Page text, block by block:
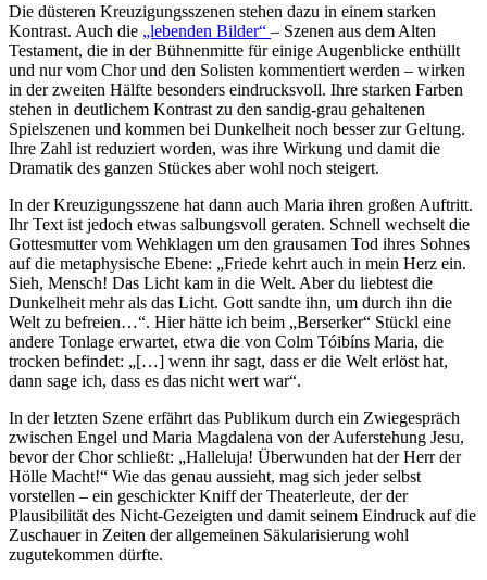
Die düsteren Kreuzigungsszenen stehen dazu in einem starken
Kontrast. Auch die „lebenden Bilder“ – Szenen aus dem Alten
Testament, die in der Bühnenmitte für einige Augenblicke enthüllt
und nur vom Chor und den Solisten kommentiert werden – wirken
in der zweiten Hälfte besonders eindrucksvoll. Ihre starken Farben
stehen in deutlichem Kontrast zu den sandig-grau gehaltenen
Spielszenen und kommen bei Dunkelheit noch besser zur Geltung.
Ihre Zahl ist reduziert worden, was ihre Wirkung und damit die
Dramatik des ganzen Stückes aber wohl noch steigert.
In der Kreuzigungsszene hat dann auch Maria ihren großen Auftritt.
Ihr Text ist jedoch etwas salbungsvoll geraten. Schnell wechselt die
Gottesmutter vom Wehklagen um den grausamen Tod ihres Sohnes
auf die metaphysische Ebene: „Friede kehrt auch in mein Herz ein.
Sieh, Mensch! Das Licht kam in die Welt. Aber du liebtest die
Dunkelheit mehr als das Licht. Gott sandte ihn, um durch ihn die
Welt zu befreien…“. Hier hätte ich beim „Berserker“ Stückl eine
andere Tonlage erwartet, etwa die von Colm Tóibíns Maria, die
trocken befindet: „[…] wenn ihr sagt, dass er die Welt erlöst hat,
dann sage ich, dass es das nicht wert war“.
In der letzten Szene erfährt das Publikum durch ein Zwiegespräch
zwischen Engel und Maria Magdalena von der Auferstehung Jesu,
bevor der Chor schließt: „Halleluja! Überwunden hat der Herr der
Hölle Macht!“ Wie das genau aussieht, mag sich jeder selbst
vorstellen – ein geschickter Kniff der Theaterleute, der der
Plausibilität des Nicht-Gezeigten und damit seinem Eindruck auf die
Zuschauer in Zeiten der allgemeinen Säkularisierung wohl
zugutekommen dürfte.